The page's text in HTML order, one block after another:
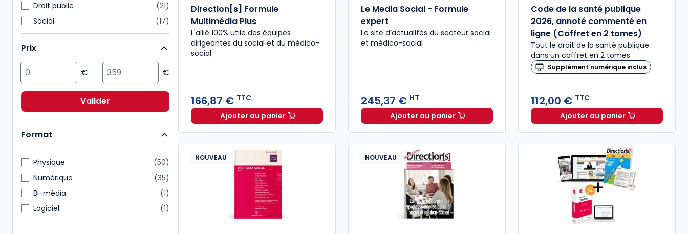
Droit public
21
Social
17
Affaires
12
Multimatières
10
8
Pénal
Environnement
Immobilier
5
Prix
Valider
Format
Physique
50
Numérique
35
Bi-média
1
Logiciel
1
Direction[s] Formule
Multimédia Plus
L'allié 100% utile des équipes
dirigeantes du social et du médico-
social
166,87 € TTC
Ajouter au panierDirection[s] Formule Multimédia Plus à 166,87 € TTC
Le Media Social - Formule
expert
Le site d’actualités du secteur social
et médico-social
245,37 € HT
Ajouter au panierLe Media Social - Formule expert à 245,37 € HT
Code de la santé publique
2026, annoté commenté en
ligne (Coffret en 2 tomes)
Tout le droit de la santé publique
dans un coffret en 2 tomes
Supplément numérique inclus
112,00 € TTC
Ajouter au panierCode de la santé
NOUVEAU NOUVEAU